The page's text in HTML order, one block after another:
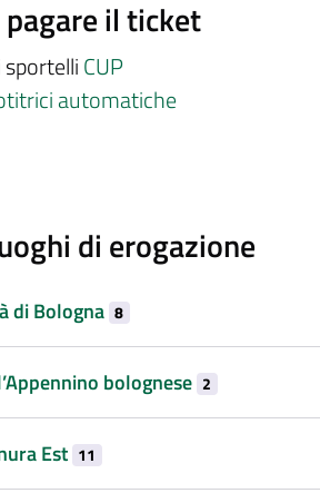
pagare il ticket
sportelli CUP
automatiche
di erogazione
di Bologna 8
bolognese 2
Est 11